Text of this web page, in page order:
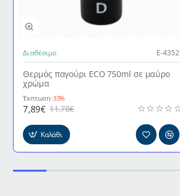
Διαθέσιμο Ε-4352
Θερμός παγούρι ECO 750ml σε μαύρο
χρώμα
Έκπτωση-33%
7,89€ 11,78€
Καλάθι